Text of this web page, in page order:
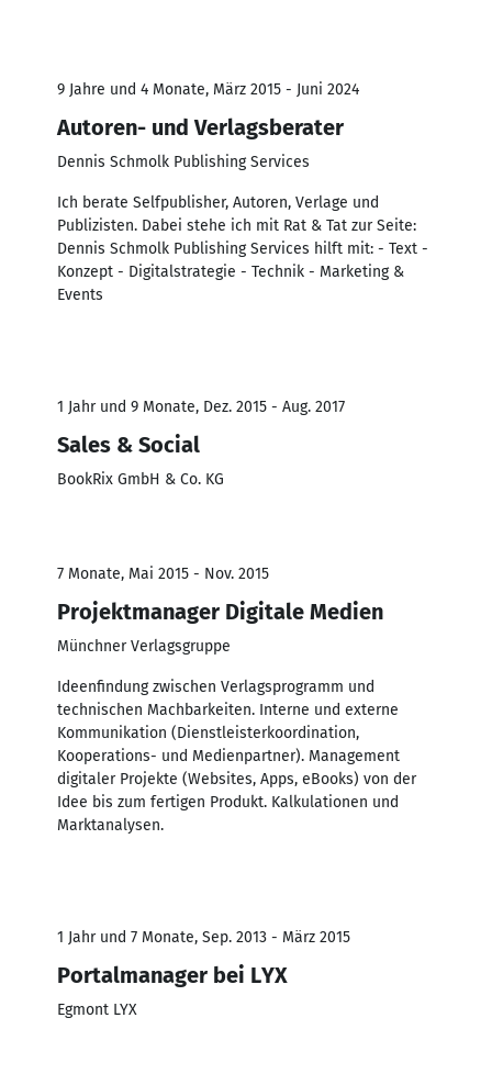
9 Jahre und 4 Monate, März 2015 - Juni 2024
Autoren- und Verlagsberater
Dennis Schmolk Publishing Services
Ich berate Selfpublisher, Autoren, Verlage und
Publizisten. Dabei stehe ich mit Rat & Tat zur Seite:
Dennis Schmolk Publishing Services hilft mit: - Text -
Konzept - Digitalstrategie - Technik - Marketing &
Events
1 Jahr und 9 Monate, Dez. 2015 - Aug. 2017
Sales & Social
BookRix GmbH & Co. KG
7 Monate, Mai 2015 - Nov. 2015
Projektmanager Digitale Medien
Münchner Verlagsgruppe
Ideenfindung zwischen Verlagsprogramm und
technischen Machbarkeiten. Interne und externe
Kommunikation (Dienstleisterkoordination,
Kooperations- und Medienpartner). Management
digitaler Projekte (Websites, Apps, eBooks) von der
Idee bis zum fertigen Produkt. Kalkulationen und
Marktanalysen.
1 Jahr und 7 Monate, Sep. 2013 - März 2015
Portalmanager bei LYX
Egmont LYX